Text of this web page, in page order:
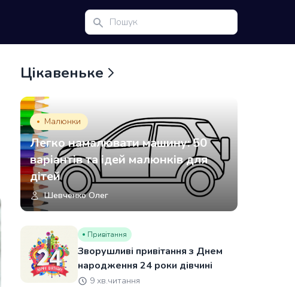
Цікавеньке
Малюнки
Легко намалювати машину: 50
варіантів та ідей малюнків для
дітей
Шевченко Олег
Привітання
Зворушливі привітання з Днем
народження 24 роки дівчині
9 хв.читання